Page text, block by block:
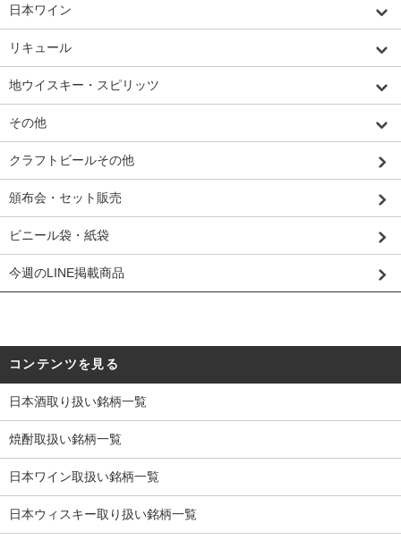
日本ワイン
リキュール
地ウイスキー・スピリッツ
その他
クラフトビールその他
頒布会・セット販売
ビニール袋・紙袋
今週のLINE掲載商品
コンテンツを見る
日本酒取り扱い銘柄一覧
焼酎取扱い銘柄一覧
日本ワイン取扱い銘柄一覧
日本ウィスキー取り扱い銘柄一覧